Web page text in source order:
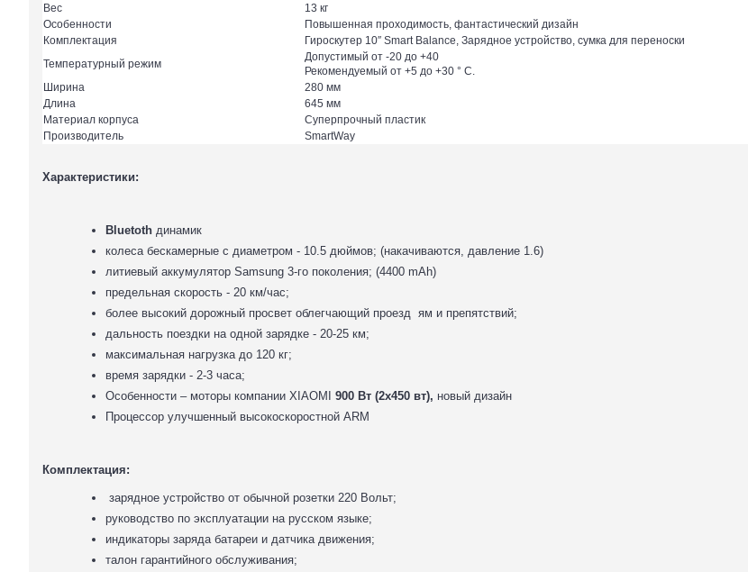
Вес
13 кг
Особенности
Повышенная проходимость, фантастический дизайн
Комплектация
Гироскутер 10″ Smart Balance, Зарядное устройство, сумка для переноски
Температурный режим
Допустимый от -20 до +40
Рекомендуемый от +5 до +30 ° С.
Ширина
280 мм
Длина
645 мм
Материал корпуса
Суперпрочный пластик
Производитель
SmartWay
Характеристики:
Bluetoth динамик
колеса бескамерные с диаметром - 10.5 дюймов; (накачиваются, давление 1.6)
литиевый аккумулятор Samsung 3-го поколения; (4400 mAh)
предельная скорость - 20 км/час;
более высокий дорожный просвет облегчающий проезд ям и препятствий;
дальность поездки на одной зарядке - 20-25 км;
максимальная нагрузка до 120 кг;
время зарядки - 2-3 часа;
Особенности – моторы компании XIAOMI 900 Вт (2х450 вт), новый дизайн
Процессор улучшенный высокоскоростной ARM
Комплектация:
зарядное устройство от обычной розетки 220 Вольт;
руководство по эксплуатации на русском языке;
индикаторы заряда батареи и датчика движения;
талон гарантийного обслуживания;